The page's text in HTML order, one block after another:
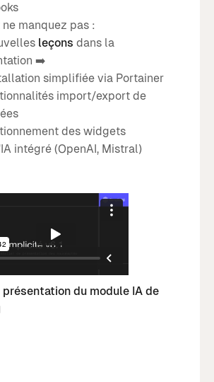
manquez pas :
leçons dans la
➡️
simplifiée via Portainer
import/export de
des widgets
intégré (OpenAI, Mistral)
du module IA de